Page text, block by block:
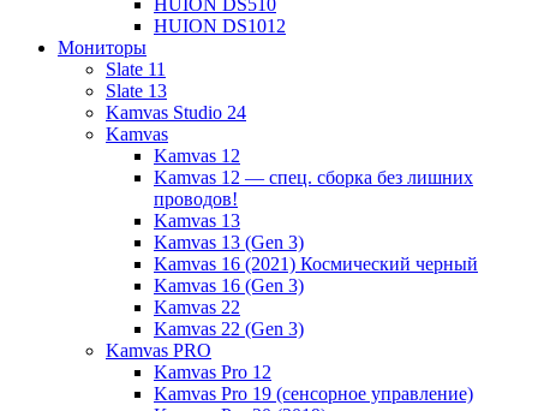
HUION DS510
HUION DS1012
Мониторы
Slate 11
Slate 13
Kamvas Studio 24
Kamvas
Kamvas 12
Kamvas 12 — спец. сборка без лишних
проводов!
Kamvas 13
Kamvas 13 (Gen 3)
Kamvas 16 (2021) Космический черный
Kamvas 16 (Gen 3)
Kamvas 22
Kamvas 22 (Gen 3)
Kamvas PRO
Kamvas Pro 12
Kamvas Pro 19 (сенсорное управление)